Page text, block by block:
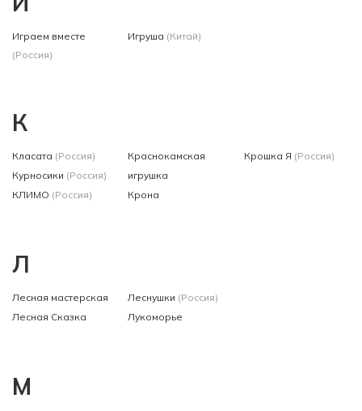
Играем вместе
(Россия)
Игруша (Китай)
К
Класата (Россия)
Курносики (Россия)
КЛИМО (Россия)
Краснокамская
игрушка
Крона
Крошка Я (Россия)
Л
Лесная мастерская
Лесная Сказка
Леснушки (Россия)
Лукоморье
М